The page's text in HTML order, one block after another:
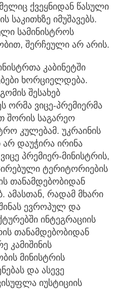
ქვეყნიდან წასული
საკითხზე იმუშავებს.
სამინისტროს
შერჩეული არ არის.
კაბინეტში
ხორციელდება.
შესახებ
ორმა ვიცე-პრემიერმა
შორის საგარეო
კულებამ. უკრაინის
დაუჭირა ირინა
პრემიერ-მინისტრის,
ტერიტორიების
თანამდებობიდან
ამასთან, რადამ მხარი
ევროპულ და
ინტეგრაციის
თანამდებობიდან
კამიშინის
მინისტრის
და ასევე
იუსტიციის